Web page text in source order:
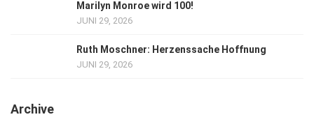
Marilyn Monroe wird 100!
JUNI 29, 2026
Ruth Moschner: Herzenssache Hoffnung
JUNI 29, 2026
Archive